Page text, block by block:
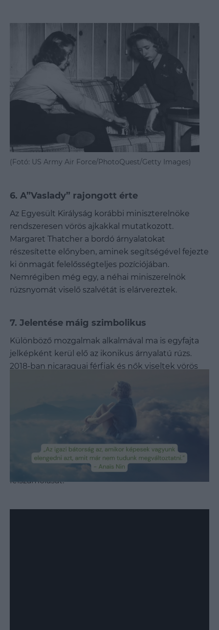
(Fotó: US Army Air Force/PhotoQuest/Getty Images)
6. A”Vaslady” rajongott érte
Az Egyesült Királyság korábbi miniszterelnöke
rendszeresen vörös ajkakkal mutatkozott.
Margaret Thatcher a bordó árnyalatokat
részesítette előnyben, aminek segítségével fejezte
ki önmagát felelősségteljes pozíciójában.
Nemrégiben még egy, a néhai miniszerelnök
rúzsnyomát viselő szalvétát is elárvereztek.
7. Jelentése máig szimbolikus
Különböző mozgalmak alkalmával ma is egyfajta
jelképként kerül elő az ikonikus árnyalatú rúzs.
2018-ban nicaraguai férfiak és nők viseltek vörös
amivel támogatásukat fejezték ki a
kormányellenes tüntetők szabadon bocsátásáért.
2019-ben, Chile utcáit több mint tíz ezer nő
töltötte meg, akik mind fekete kendővel bekötött
szemekkel és piros ajkakkal irányították magukra a
figyelmet. Céljuk az volt, hogy az országban folyó
szexuális erőszakot ítéljék el és követelték annak
felszámolását.
Unmute